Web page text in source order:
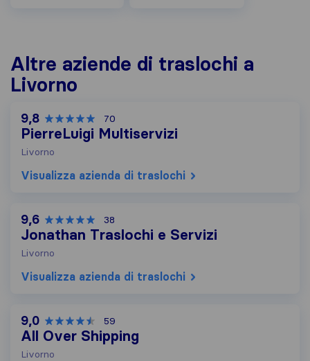
Altre aziende di traslochi a
Livorno
9,8 70
PierreLuigi Multiservizi
Livorno
Visualizza azienda di traslochi
9,6 38
Jonathan Traslochi e Servizi
Livorno
Visualizza azienda di traslochi
9,0 59
All Over Shipping
Livorno